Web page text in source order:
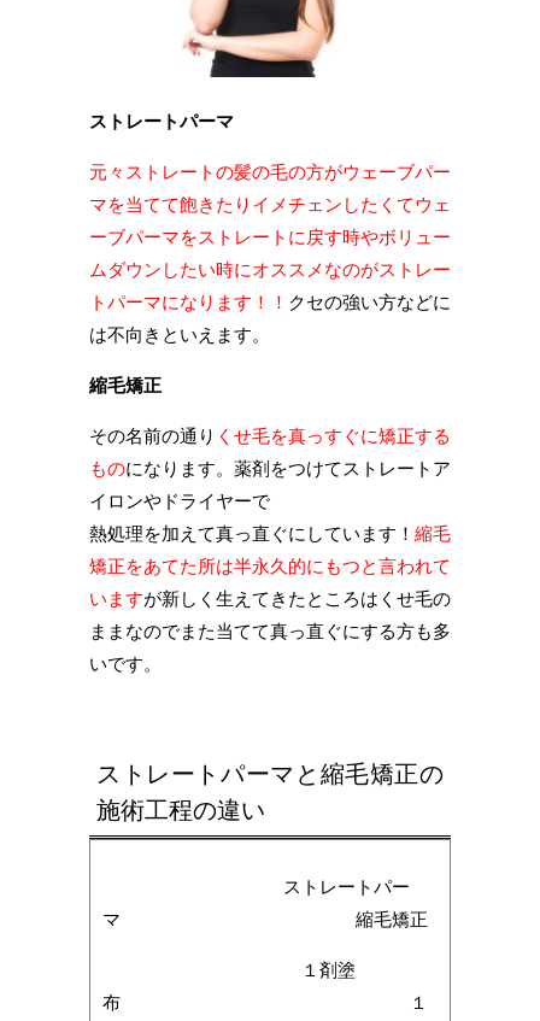
ストレートパーマ
元々ストレートの髪の毛の方がウェーブパー
マを当てて飽きたりイメチェンしたくてウェ
ーブパーマをストレートに戻す時やボリュー
ムダウンしたい時にオススメなのがストレー
トパーマになります！！ クセの強い方などに
は不向きといえます。
縮毛矯正
その名前の通り くせ毛を真っすぐに矯正する
ものになります。薬剤をつけてストレートア
イロンやドライヤーで
熱処理を加えて真っ直ぐにしています！ 縮毛
矯正をあてた所は半永久的にもつと言われて
いますが新しく生えてきたところはくせ毛の
ままなのでまた当てて真っ直ぐにする方も多
いです。
ストレートパーマと縮毛矯正の
施術工程の違い
ストレートパー
マ 縮毛矯正
１剤塗
布 １